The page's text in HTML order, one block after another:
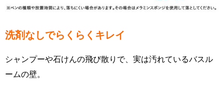
洗剤なしでらくらくキレイ
シャンプーや石けんの飛び散りで、実は汚れているバスル
ームの壁。